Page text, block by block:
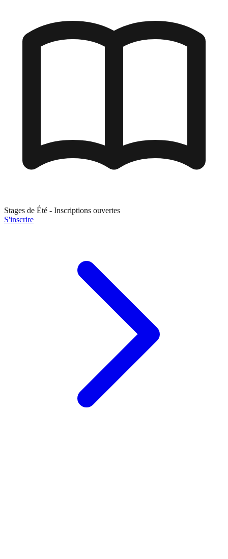
Stages de Été - Inscriptions ouvertes
S'inscrire